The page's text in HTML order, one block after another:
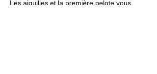
Les aiguilles et la première pelote vous